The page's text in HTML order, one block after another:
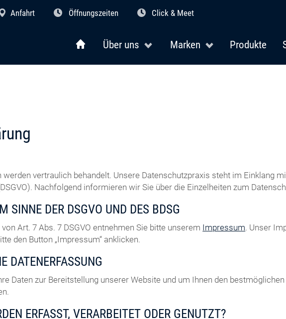
Anfahrt Öffnungszeiten Click & Meet
Über uns Marken Produkte
vertraulich behandelt. Unsere Datenschutzpraxis steht im Einklang
Nachfolgend informieren wir Sie über die Einzelheiten zum
SINNE DER DSGVO UND DES BDSG
Art. 7 Abs. 7 DSGVO entnehmen Sie bitte unserem Impressum. Unser
den Button „Impressum“ anklicken.
DATENERFASSUNG
Daten zur Bereitstellung unserer Website und um Ihnen den
ERFASST, VERARBEITET ODER GENUTZT?